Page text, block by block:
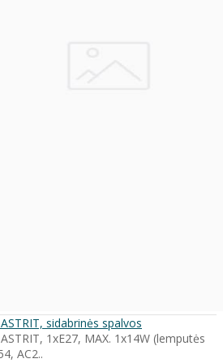
sidabrinės spalvos
1xE27, MAX. 1x14W (lemputės
AC2..